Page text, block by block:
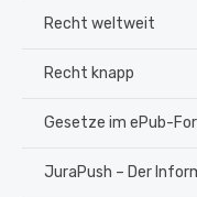
Recht weltweit
Recht knapp
Gesetze im ePub-
JuraPush – Der